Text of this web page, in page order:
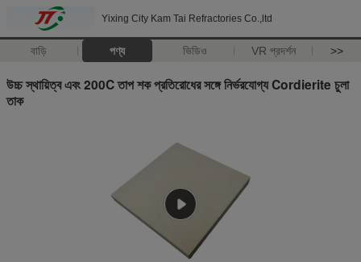
Yixing City Kam Tai Refractories Co.,ltd
বাড়ি পণ্য ভিডিও VR প্রদর্শন >>
উচ্চ স্থায়িত্ব এবং 200C তাপ শক প্রতিরোধের সঙ্গে নির্ভরযোগ্য Cordierite চুলা
তাক